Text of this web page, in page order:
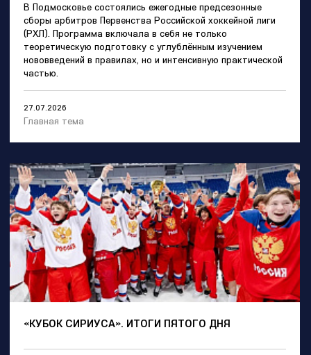
В Подмосковье состоялись ежегодные предсезонные
сборы арбитров Первенства Российской хоккейной лиги
(РХЛ). Программа включала в себя не только
теоретическую подготовку с углублённым изучением
нововведений в правилах, но и интенсивную практической
частью.
27.07.2026
Главная тема
«КУБОК СИРИУСА». ИТОГИ ПЯТОГО ДНЯ